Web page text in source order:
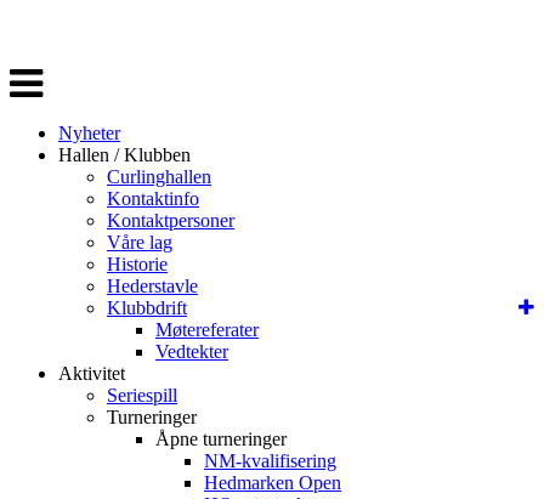
Veksle
navigasjon
Nyheter
Hallen / Klubben
Curlinghallen
Kontaktinfo
Kontaktpersoner
Våre lag
Historie
Hederstavle
Klubbdrift
Møtereferater
Vedtekter
Aktivitet
Seriespill
Turneringer
Åpne turneringer
NM-kvalifisering
Hedmarken Open